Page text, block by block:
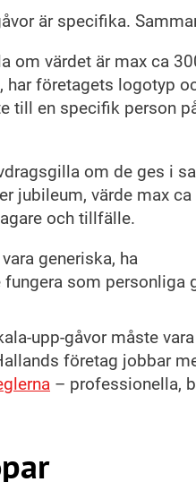
är specifika.
om värdet är max ca
har företagets logotyp
till en specifik person
om de ges i
jubileum, värde max
och tillfälle.
generiska, ha
som personliga
upp-gåvor måste
företag jobbar
– professionella,